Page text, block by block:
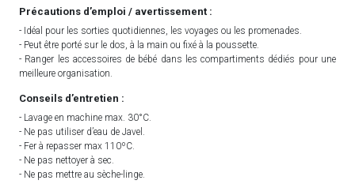
Précautions d’emploi / avertissement :
- Idéal pour les sorties quotidiennes, les voyages ou les promenades.
- Peut être porté sur le dos, à la main ou fixé à la poussette.
- Ranger les accessoires de bébé dans les compartiments dédiés pour une
meilleure organisation.
Conseils d’entretien :
- Lavage en machine max. 30°C.
- Ne pas utiliser d’eau de Javel.
- Fer à repasser max 110ºC.
- Ne pas nettoyer à sec.
- Ne pas mettre au sèche-linge.